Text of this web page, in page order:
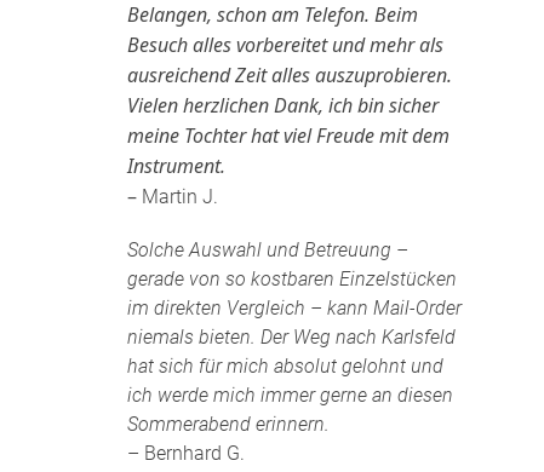
Belangen, schon am Telefon. Beim
Besuch alles vorbereitet und mehr als
ausreichend Zeit alles auszuprobieren.
Vielen herzlichen Dank, ich bin sicher
meine Tochter hat viel Freude mit dem
Instrument.
– Martin J.
Solche Auswahl und Betreuung –
gerade von so kostbaren Einzelstücken
im direkten Vergleich – kann Mail-Order
niemals bieten. Der Weg nach Karlsfeld
hat sich für mich absolut gelohnt und
ich werde mich immer gerne an diesen
Sommerabend erinnern.
– Bernhard G.